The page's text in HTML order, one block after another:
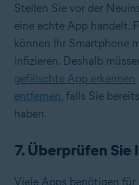
Stellen Sie vor der
eine echte App handelt.
können Ihr Smartphone
infizieren. Deshalb
gefälschte App erkennen
entfernen , falls Sie
haben.
7. Überprüfen
Viele Apps benötigen